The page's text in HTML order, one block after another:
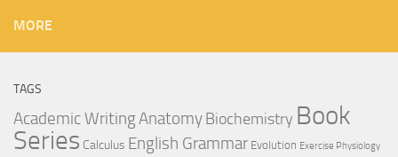
MORE
TAGS
Academic WritingAnatomyBiochemistry Book
Series Calculus English Grammar Evolution Exercise Physiology